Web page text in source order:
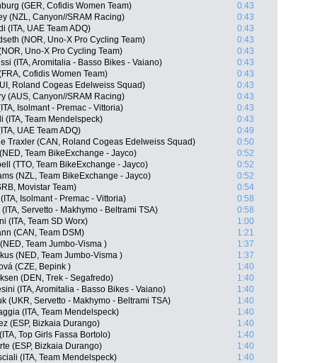
(GER, Cofidis Women Team)
0:43
(NZL, Canyon//SRAM Racing)
0:43
(ITA, UAE Team ADQ)
0:43
(NOR, Uno-X Pro Cycling Team)
0:43
Uno-X Pro Cycling Team)
0:43
(ITA, Aromitalia - Basso Bikes - Vaiano)
0:43
Cofidis Women Team)
0:43
Roland Cogeas Edelweiss Squad)
0:43
(AUS, Canyon//SRAM Racing)
0:43
Isolmant - Premac - Vittoria)
0:43
(ITA, Team Mendelspeck)
0:43
UAE Team ADQ)
0:49
Traxler (CAN, Roland Cogeas Edelweiss Squad)
0:50
Team BikeExchange - Jayco)
0:52
(TTO, Team BikeExchange - Jayco)
0:52
(NZL, Team BikeExchange - Jayco)
0:52
Movistar Team)
0:54
Isolmant - Premac - Vittoria)
0:58
Servetto - Makhymo - Beltrami TSA)
0:58
(ITA, Team SD Worx)
1:00
(CAN, Team DSM)
1:21
Team Jumbo-Visma )
1:37
(NED, Team Jumbo-Visma )
1:37
(CZE, Bepink )
1:40
(DEN, Trek - Segafredo)
1:40
(ITA, Aromitalia - Basso Bikes - Vaiano)
1:40
(UKR, Servetto - Makhymo - Beltrami TSA)
1:40
(ITA, Team Mendelspeck)
1:40
(ESP, Bizkaia Durango)
1:40
Top Girls Fassa Bortolo)
1:40
(ESP, Bizkaia Durango)
1:40
(ITA, Team Mendelspeck)
1:40